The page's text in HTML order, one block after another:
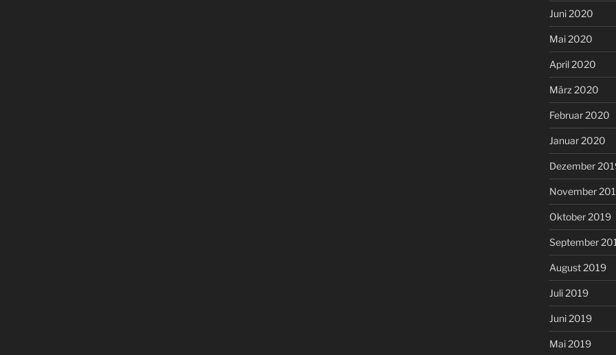
Juni 2020
Mai 2020
April 2020
März 2020
Februar 2020
Januar 2020
Dezember
November
Oktober 2019
September
August 2019
Juli 2019
Juni 2019
Mai 2019